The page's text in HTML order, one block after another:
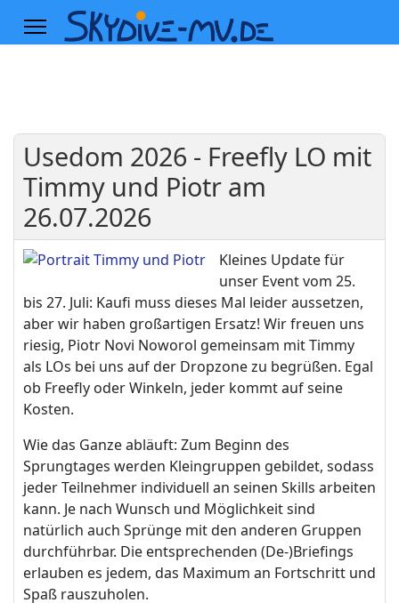
Usedom 2026 - Freefly LO mit
Timmy und Piotr am
26.07.2026
Kleines Update für
unser Event vom 25.
bis 27. Juli: Kaufi muss dieses Mal leider aussetzen,
aber wir haben großartigen Ersatz! Wir freuen uns
riesig, Piotr Novi Noworol gemeinsam mit Timmy
als LOs bei uns auf der Dropzone zu begrüßen. Egal
ob Freefly oder Winkeln, jeder kommt auf seine
Kosten.
Wie das Ganze abläuft: Zum Beginn des
Sprungtages werden Kleingruppen gebildet, sodass
jeder Teilnehmer individuell an seinen Skills arbeiten
kann. Je nach Wunsch und Möglichkeit sind
natürlich auch Sprünge mit den anderen Gruppen
durchführbar. Die entsprechenden (De-)Briefings
erlauben es jedem, das Maximum an Fortschritt und
Spaß rauszuholen.